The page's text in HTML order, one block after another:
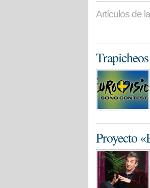
Artículos de
Proyecto